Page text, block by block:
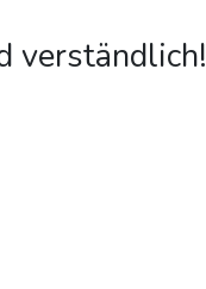
verständlich!